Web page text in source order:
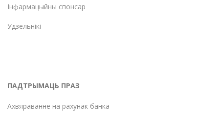
Інфармацыйны спонсар
Удзельнікі
ПАДТРЫМАЦЬ ПРАЗ
Ахвяраванне на рахунак банка